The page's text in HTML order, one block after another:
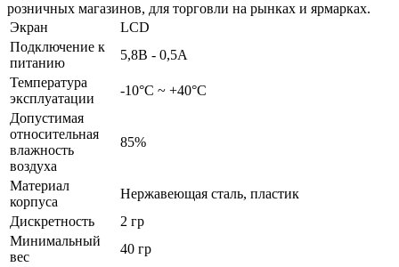
розничных магазинов, для торговли на рынках и ярмарках.
Экран
LCD
Подключение к
питанию
5,8В - 0,5А
Температура
эксплуатации
-10°C ~ +40°C
Допустимая
относительная
влажность
воздуха
85%
Материал
корпуса
Нержавеющая сталь, пластик
Дискретность
2 гр
Минимальный
вес
40 гр